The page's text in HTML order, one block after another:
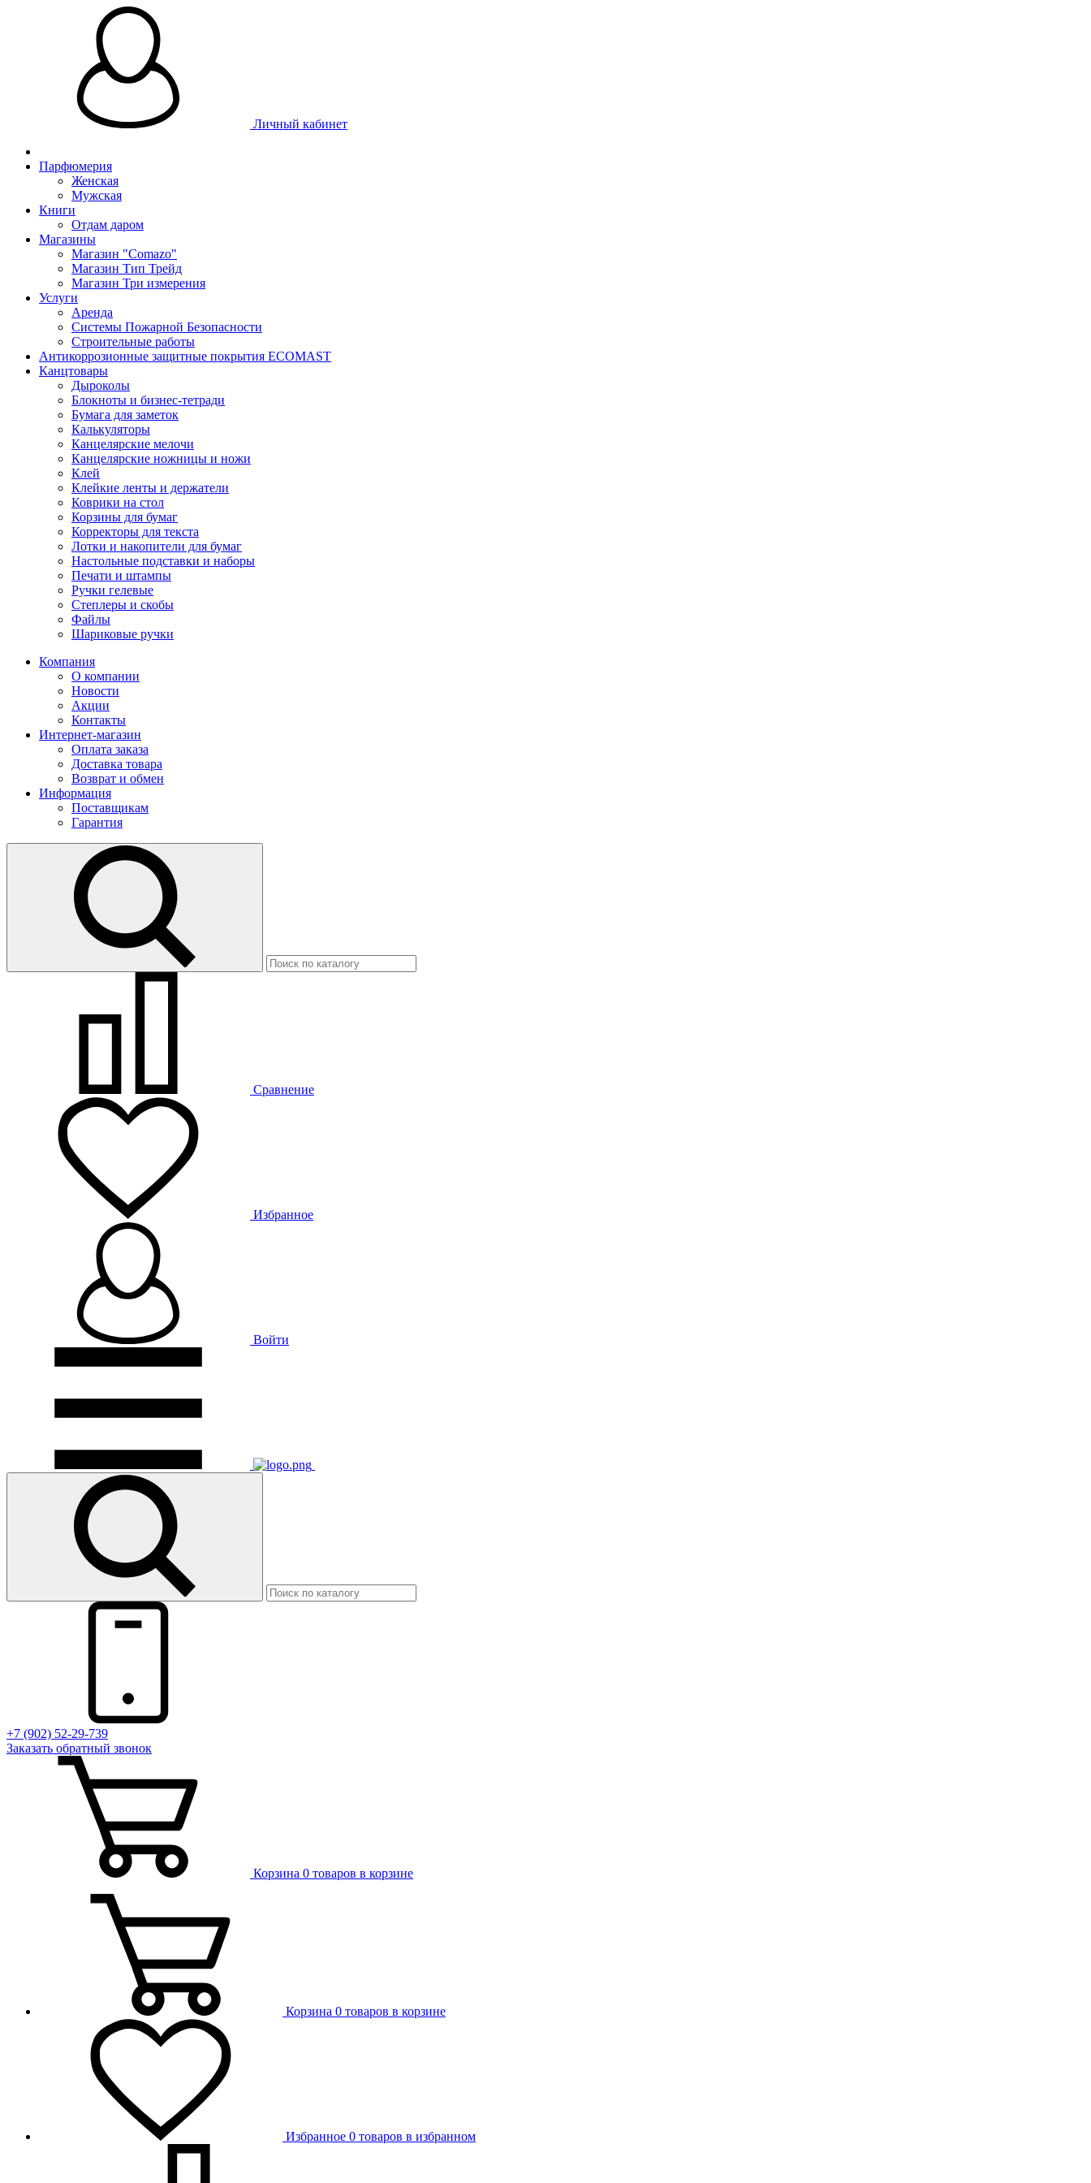
Личный кабинет
Парфюмерия
Женская
Мужская
Книги
Отдам даром
Магазины
Магазин "Comazo"
Магазин Тип Трейд
Магазин Три измерения
Услуги
Аренда
Системы Пожарной Безопасности
Строительные работы
Антикоррозионные защитные покрытия ECOMAST
Канцтовары
Дыроколы
Блокноты и бизнес-тетради
Бумага для заметок
Калькуляторы
Канцелярские мелочи
Канцелярские ножницы и ножи
Клей
Клейкие ленты и держатели
Коврики на стол
Корзины для бумаг
Корректоры для текста
Лотки и накопители для бумаг
Настольные подставки и наборы
Печати и штампы
Ручки гелевые
Степлеры и скобы
Файлы
Шариковые ручки
Компания
О компании
Новости
Акции
Контакты
Интернет-магазин
Оплата заказа
Доставка товара
Возврат и обмен
Информация
Поставщикам
Гарантия
Сравнение
Избранное
Войти
+7 (902) 52-29-739
Заказать обратный звонок
Корзина 0 товаров в корзине
Корзина 0 товаров в корзине
Избранное 0 товаров в избранном